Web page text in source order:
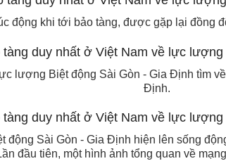
động khi tới bảo tàng, được gặp lại đồng
lượng Biệt động Sài Gòn - Gia Định tìm
Định.
động Sài Gòn - Gia Định hiện lên sống
đầu tiên, một hình ảnh tổng quan về